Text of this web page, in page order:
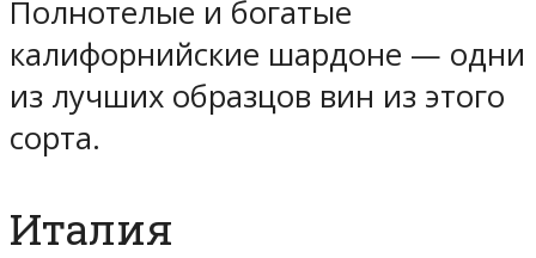
Полнотелые и богатые
калифорнийские шардоне — одни
из лучших образцов вин из этого
сорта.
Италия